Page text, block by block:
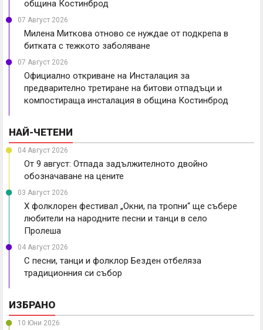
община Костинброд
07 Август 2026
Милена Миткова отново се нуждае от подкрепа в
битката с тежкото заболяване
07 Август 2026
Официално откриване на Инсталация за
предварително третиране на битови отпадъци и
компостираща инсталация в община Костинброд
НАЙ-ЧЕТЕНИ
04 Август 2026
От 9 август: Отпада задължителното двойно
обозначаване на цените
03 Август 2026
X фолклорен фестивал „Окни, па тропни“ ще събере
любители на народните песни и танци в село
Пролеша
04 Август 2026
С песни, танци и фолклор Безден отбеляза
традиционния си събор
ИЗБРАНО
10 Юни 2026